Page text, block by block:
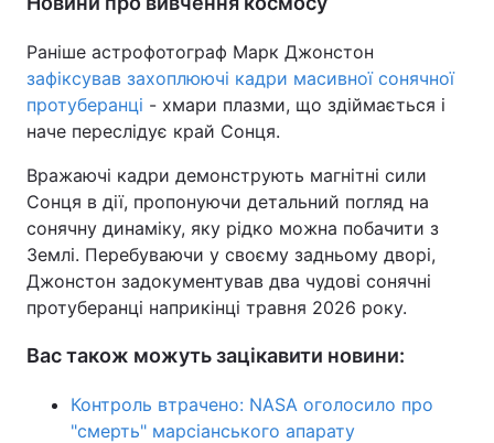
Раніше астрофотограф Марк Джонстон
зафіксував захоплюючі кадри масивної сонячної
протуберанці - хмари плазми, що здіймається і
наче переслідує край Сонця.
Вражаючі кадри демонструють магнітні сили
Сонця в дії, пропонуючи детальний погляд на
сонячну динаміку, яку рідко можна побачити з
Землі. Перебуваючи у своєму задньому дворі,
Джонстон задокументував два чудові сонячні
протуберанці наприкінці травня 2026 року.
Вас також можуть зацікавити новини:
Контроль втрачено: NASA оголосило про
"смерть" марсіанського апарату